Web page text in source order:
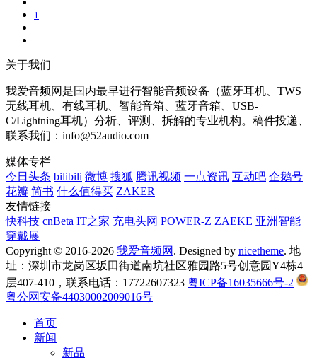
1
关于我们
我爱音频网是国内最早进行智能音频设备（蓝牙耳机、TWS
无线耳机、有线耳机、智能音箱、蓝牙音箱、USB-
C/Lightning耳机）分析、评测、拆解的专业机构。稿件投递、
联系我们：info@52audio.com
媒体专栏
今日头条 bilibili 微博 搜狐 腾讯视频 一点资讯 互动吧 企鹅号
花瓣 简书 什么值得买 ZAKER
友情链接
快科技 cnBeta IT之家 充电头网 POWER-Z ZAEKE 亚洲智能
穿戴展
Copyright © 2016-2026 我爱音频网 . Designed by nicetheme. 地
址：深圳市龙岗区坂田街道南坑社区雅园路5号创意园Y4栋4
层407-410，联系电话：17722607323 粤ICP备16035666号-2
粤公网安备44030002009016号
首页
新闻
新品